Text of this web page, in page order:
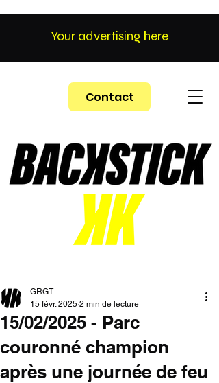
Contact
Your advertising here
15/02/2025 - Parc
couronné champion
après une journée de feu
GRGT
15 févr. 2025 2 min de lecture